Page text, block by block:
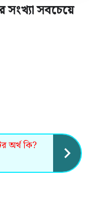
সবচেয়ে
অর্থ কি?